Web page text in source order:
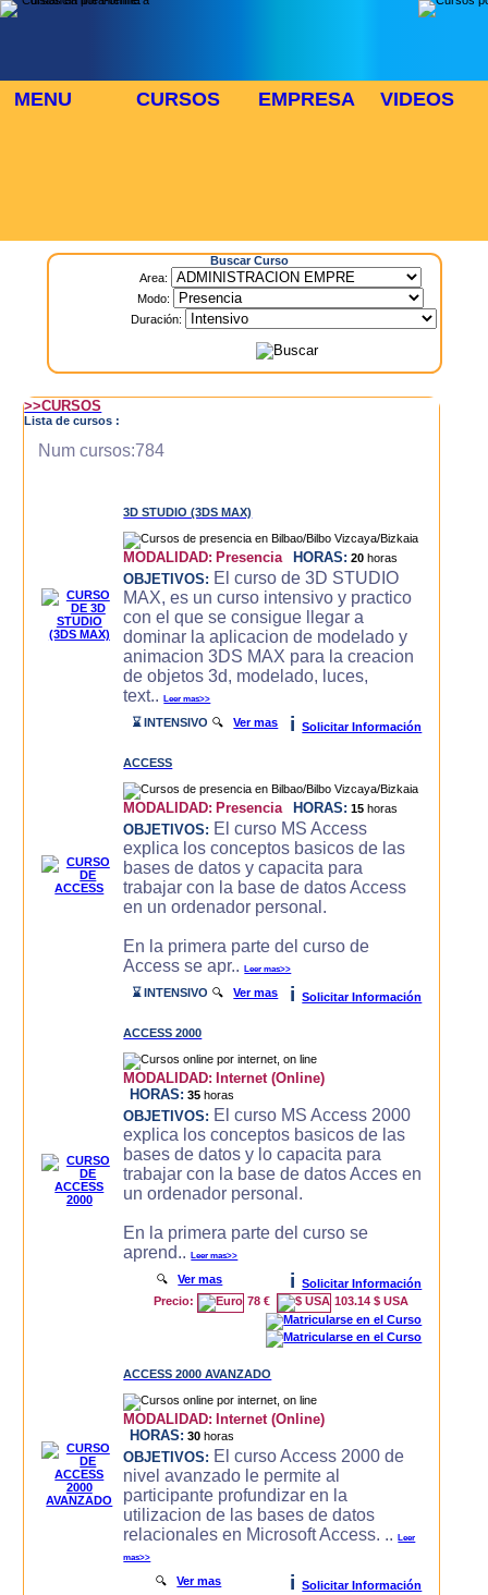
MENU CURSOS EMPRESA VIDEOS
Buscar Curso
Area:
Modo:
Duración:
>>CURSOS
Lista de cursos :
Num cursos:784
3D STUDIO (3DS MAX)
MODALIDAD: Presencia HORAS: 20 horas
OBJETIVOS: El curso de 3D STUDIO
MAX, es un curso intensivo y practico
con el que se consigue llegar a
dominar la aplicacion de modelado y
animacion 3DS MAX para la creacion
de objetos 3d, modelado, luces,
text..Leer mas>>
⌛ INTENSIVO 🔍Ver mas i Solicitar Información
ACCESS
MODALIDAD: Presencia HORAS: 15 horas
OBJETIVOS: El curso MS Access
explica los conceptos basicos de las
bases de datos y capacita para
trabajar con la base de datos Access
en un ordenador personal.
En la primera parte del curso de
Access se apr..Leer mas>>
⌛ INTENSIVO 🔍Ver mas i Solicitar Información
ACCESS 2000
MODALIDAD: Internet (Online)
HORAS: 35 horas
OBJETIVOS: El curso MS Access 2000
explica los conceptos basicos de las
bases de datos y lo capacita para
trabajar con la base de datos Acces en
un ordenador personal.
En la primera parte del curso se
aprend..Leer mas>>
🔍Ver mas i
Solicitar Información
Precio:
78 € 103.14 $ USA
ACCESS 2000 AVANZADO
MODALIDAD: Internet (Online)
HORAS: 30 horas
OBJETIVOS: El curso Access 2000 de
nivel avanzado le permite al
participante profundizar en la
utilizacion de las bases de datos
relacionales en Microsoft Access. ..Leer
mas>>
🔍Ver mas i Solicitar Información